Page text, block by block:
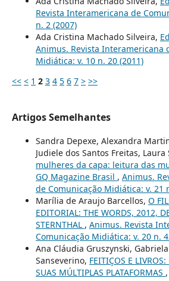
Revista Interamericana de
n. 2 (2007)
Ada Cristina Machado Silveira,
Animus. Revista Interamericana
Midiática: v. 10 n. 20 (2011)
<< < 1 2 3 4 5 6 7 > >>
Artigos Semelhantes
Sandra Depexe, Alexandra
Judiele dos Santos Freitas,
mulheres da capa: leitura das
GQ Magazine Brasil , Animus.
de Comunicação Midiática: v. 21
Marília de Araujo Barcellos, O
EDITORIAL: THE WORDS, 2012,
STERNTHAL , Animus. Revista
Comunicação Midiática: v. 20 n.
Ana Cláudia Gruszynski,
Sanseverino, FEITIÇOS E LIVROS:
SUAS MÚLTIPLAS PLATAFORMAS ,